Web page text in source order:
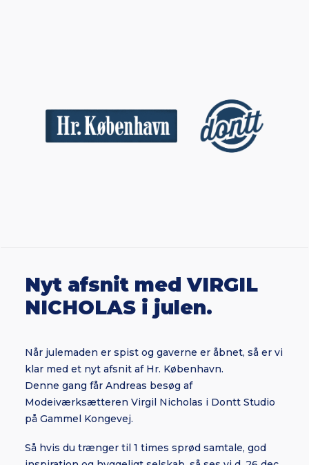
Nyt afsnit med VIRGIL
NICHOLAS i julen.
Når julemaden er spist og gaverne er åbnet, så er vi
klar med et nyt afsnit af Hr. København.
Denne gang får Andreas besøg af
Modeiværksætteren Virgil Nicholas i Dontt Studio
på Gammel Kongevej.
Så hvis du trænger til 1 times sprød samtale, god